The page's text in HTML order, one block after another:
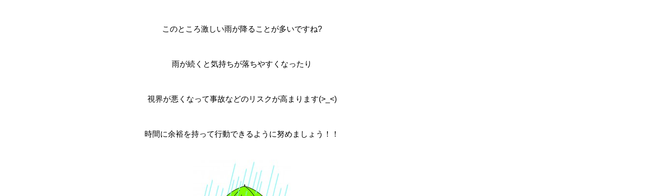
このところ激しい雨が降ることが多いですね?
雨が続くと気持ちが落ちやすくなったり
視界が悪くなって事故などのリスクが高まります(>_<)
時間に余裕を持って行動できるように努めましょう！！